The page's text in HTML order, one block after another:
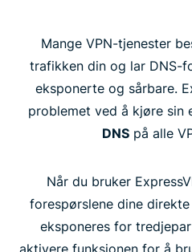
Mange VPN-tjenester
trafikken din og lar DNS-
eksponerte og sårbare.
problemet ved å kjøre sin
DNS på alle
Når du bruker
forespørslene dine
eksponeres for